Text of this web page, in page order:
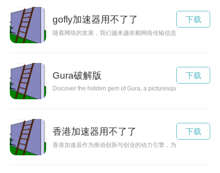
gofly加速器用不了了
随着网络的发展，我们越来越依赖网络传输信息，并且我们希
下载
Gura破解版
Discover the hidden gem of Gura, a picturesque destination
下载
香港加速器用不了了
香港加速器作为推动创新与创业的动力引擎，为创业者提供了
下载